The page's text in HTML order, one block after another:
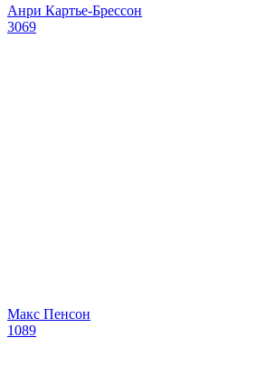
Анри Картье-Брессон
3069
Макс Пенсон
1089